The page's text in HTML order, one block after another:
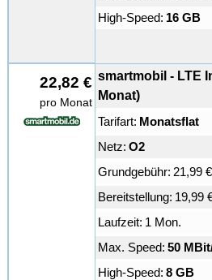
High-Speed: 16 GB
22,82 €
pro Monat
smartmobil - LTE
Monat)
Tarifart: Monatsflat
Netz: O2
Grundgebühr: 21,99
Bereitstellung: 19,99
Laufzeit: 1 Mon.
Max. Speed: 50
High-Speed: 8 GB